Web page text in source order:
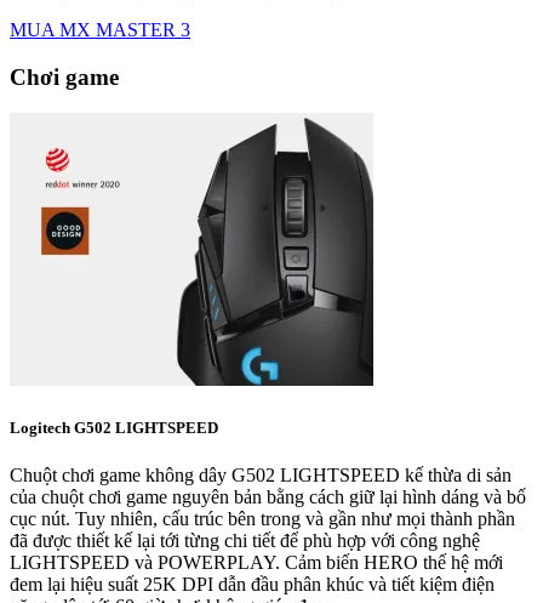
MUA MX MASTER 3
Chơi game
Logitech G502 LIGHTSPEED
Chuột chơi game không dây G502 LIGHTSPEED kế thừa di sản
của chuột chơi game nguyên bản bằng cách giữ lại hình dáng và bố
cục nút. Tuy nhiên, cấu trúc bên trong và gần như mọi thành phần
đã được thiết kế lại tới từng chi tiết để phù hợp với công nghệ
LIGHTSPEED và POWERPLAY. Cảm biến HERO thế hệ mới
đem lại hiệu suất 25K DPI dẫn đầu phân khúc và tiết kiệm điện